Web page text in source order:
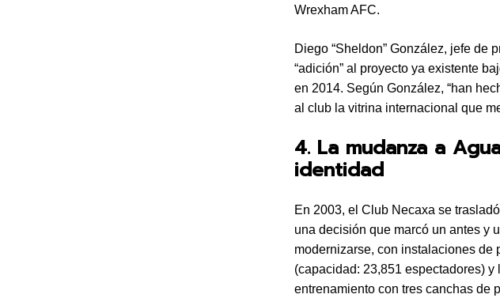
Wrexham AFC.
Diego “Sheldon” González, jefe de
“adición” al proyecto ya existente
en 2014. Según González, “han
al club la vitrina internacional que
4. La mudanza a
identidad
En 2003, el Club Necaxa se
una decisión que marcó un antes y
modernizarse, con instalaciones de
(capacidad: 23,851 espectadores) y
entrenamiento con tres canchas de